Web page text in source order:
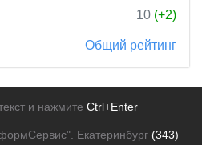
10 (+2)
Общий рейтинг
и нажмите Ctrl+Enter
Екатеринбург (343)